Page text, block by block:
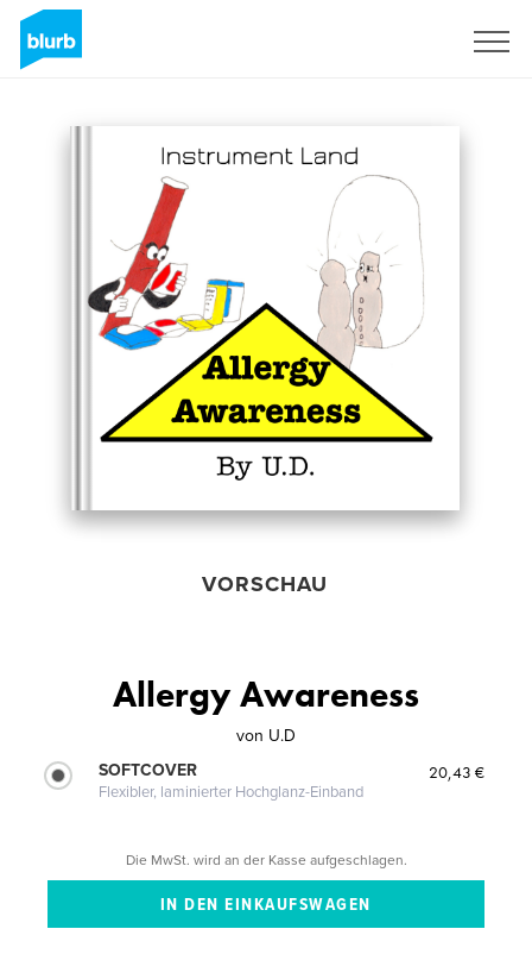
VORSCHAU
Allergy Awareness
von U.D
SOFTCOVER
Flexibler, laminierter Hochglanz-Einband
20,43 €
Die MwSt. wird an der Kasse aufgeschlagen.